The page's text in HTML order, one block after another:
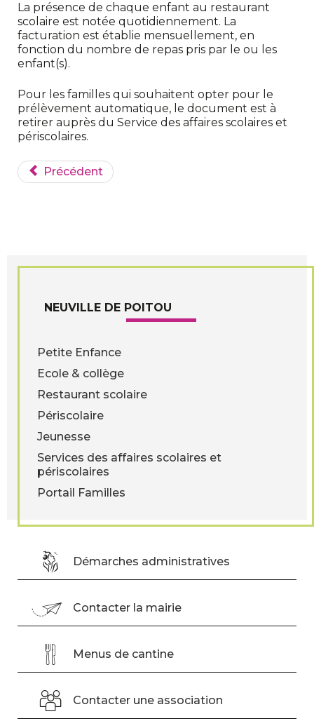
La présence de chaque enfant au restaurant
scolaire est notée quotidiennement. La
facturation est établie mensuellement, en
fonction du nombre de repas pris par le ou les
enfant(s).
Pour les familles qui souhaitent opter pour le
prélèvement automatique, le document est à
retirer auprès du Service des affaires scolaires et
périscolaires.
Précédent
NEUVILLE DE POITOU
Petite Enfance
Ecole & collège
Restaurant scolaire
Périscolaire
Jeunesse
Services des affaires scolaires et
périscolaires
Portail Familles
Démarches administratives
Contacter la mairie
Menus de cantine
Contacter une association